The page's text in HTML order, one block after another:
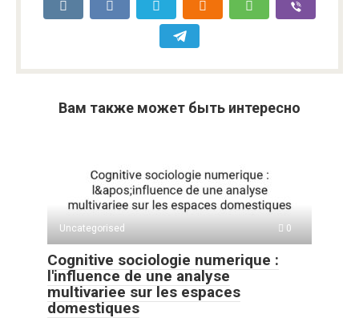
Вам также может быть интересно
Uncategorised 0
Cognitive sociologie numerique :
l'influence de une analyse
multivariee sur les espaces
domestiques